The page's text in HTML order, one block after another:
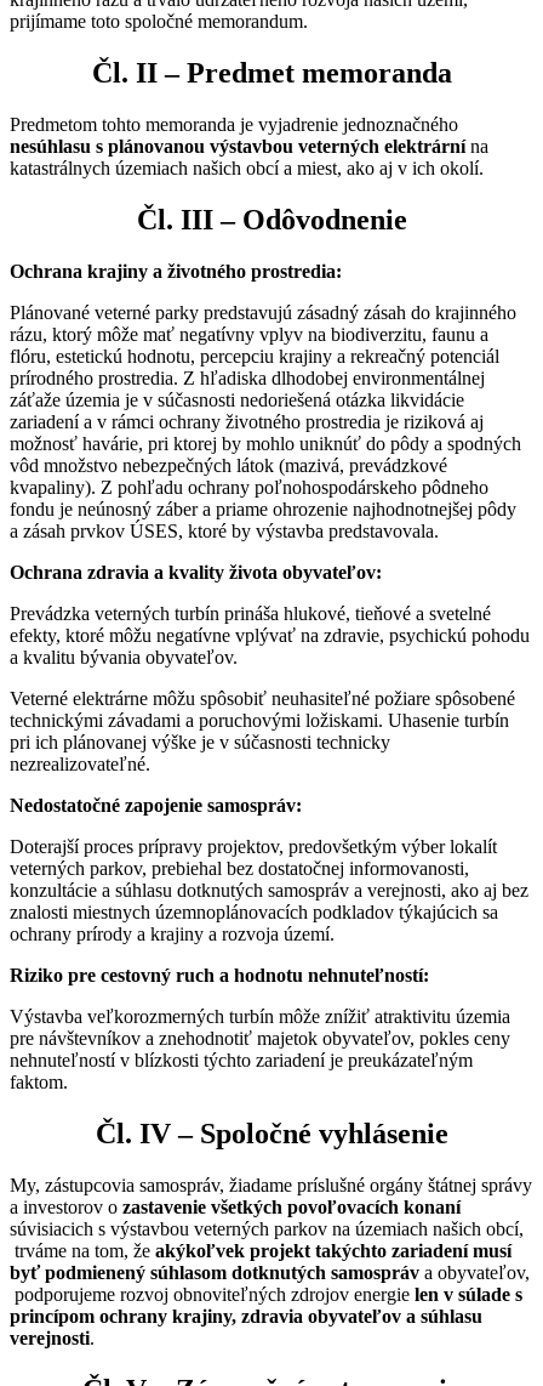
prijímame toto spoločné memorandum.​
Čl. II – Predmet memoranda
Predmetom tohto memoranda je vyjadrenie jednoznačného
nesúhlasu s plánovanou výstavbou veterných elektrárnína
katastrálnych územiach našich obcí a miest, ako aj v ich okolí.​
Čl. III – Odôvodnenie
Ochrana krajiny a životného prostredia:
Plánované veterné parky predstavujú zásadný zásah do krajinného
rázu, ktorý môže mať negatívny vplyv na biodiverzitu, faunu a
flóru, estetickú hodnotu, percepciu krajiny a rekreačný potenciál
prírodného prostredia. Z hľadiska dlhodobej environmentálnej
záťaže územia je v súčasnosti nedoriešená otázka likvidácie
zariadení a v rámci ochrany životného prostredia je riziková aj
možnosť havárie, pri ktorej by mohlo uniknúť do pôdy a spodných
vôd množstvo nebezpečných látok (mazivá, prevádzkové
kvapaliny). Z pohľadu ochrany poľnohospodárskeho pôdneho
fondu je neúnosný záber a priame ohrozenie najhodnotnejšej pôdy
a zásah prvkov ÚSES, ktoré by výstavba predstavovala. ​
Ochrana zdravia a kvality života obyvateľov:
Prevádzka veterných turbín prináša hlukové, tieňové a svetelné
efekty, ktoré môžu negatívne vplývať na zdravie, psychickú pohodu
a kvalitu bývania obyvateľov.​
Veterné elektrárne môžu spôsobiť neuhasiteľné požiare spôsobené
technickými závadami a poruchovými ložiskami. Uhasenie turbín
pri ich plánovanej výške je v súčasnosti technicky
nezrealizovateľné. ​
Nedostatočné zapojenie samospráv:
Doterajší proces prípravy projektov, predovšetkým výber lokalít
veterných parkov, prebiehal bez dostatočnej informovanosti,
konzultácie a súhlasu dotknutých samospráv a verejnosti, ako aj bez
znalosti miestnych územnoplánovacích podkladov týkajúcich sa
ochrany prírody a krajiny a rozvoja území.​
Riziko pre cestovný ruch a hodnotu nehnuteľností:
Výstavba veľkorozmerných turbín môže znížiť atraktivitu územia
pre návštevníkov a znehodnotiť majetok obyvateľov, pokles ceny
nehnuteľností v blízkosti týchto zariadení je preukázateľným
faktom.​
Čl. IV – Spoločné vyhlásenie
My, zástupcovia samospráv,​ žiadame príslušné orgány štátnej správy
a investorov o zastavenie všetkých povoľovacích konaní
súvisiacich s výstavbou veterných parkov na územiach našich obcí,​
trváme na tom, že akýkoľvek projekt takýchto zariadení musí
byť podmienený súhlasom dotknutých samospráv a obyvateľov,​
podporujeme rozvoj obnoviteľných zdrojov energie len v súlade s
princípom ochrany krajiny, zdravia obyvateľov a súhlasu
verejnosti.​